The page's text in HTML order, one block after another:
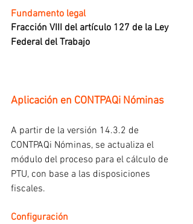
Fundamento legal
Fracción VIII del artículo 127 de la Ley
Federal del Trabajo
Aplicación en CONTPAQi Nóminas
A partir de la versión 14.3.2 de
CONTPAQi Nóminas, se actualiza el
módulo del proceso para el cálculo de
PTU, con base a las disposiciones
fiscales.
Configuración